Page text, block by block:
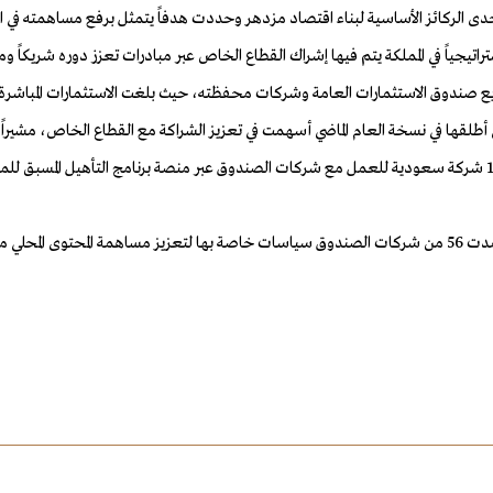
التي أطلقها في نسخة العام الماضي أسهمت في تعزيز الشراكة مع القطاع
المحلي